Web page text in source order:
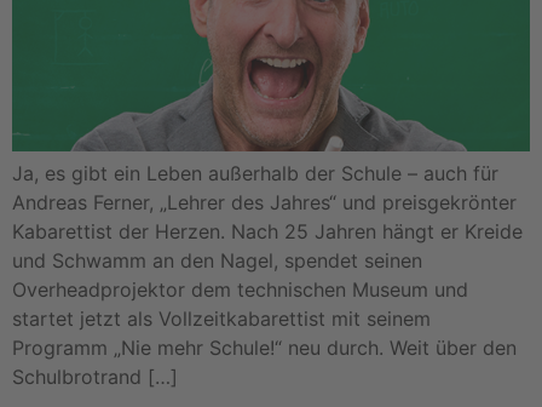
Ja, es gibt ein Leben außerhalb der Schule – auch für
Andreas Ferner, „Lehrer des Jahres“ und preisgekrönter
Kabarettist der Herzen. Nach 25 Jahren hängt er Kreide
und Schwamm an den Nagel, spendet seinen
Overheadprojektor dem technischen Museum und
startet jetzt als Vollzeitkabarettist mit seinem
Programm „Nie mehr Schule!“ neu durch. Weit über den
Schulbrotrand […]